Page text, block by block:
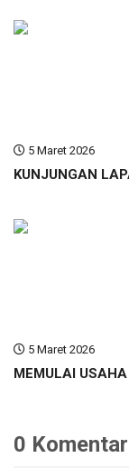
5 Maret 2026
KUNJUNGAN
5 Maret 2026
MEMULAI
0 Komentar